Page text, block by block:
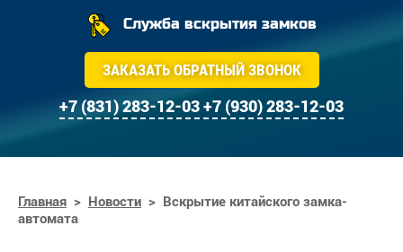
Главная > Новости > Вскрытие китайского замка-
автомата
Служба вскрытия замков
ЗАКАЗАТЬ ОБРАТНЫЙ ЗВОНОК
+7 (831) 283-12-03+7 (930) 283-12-03